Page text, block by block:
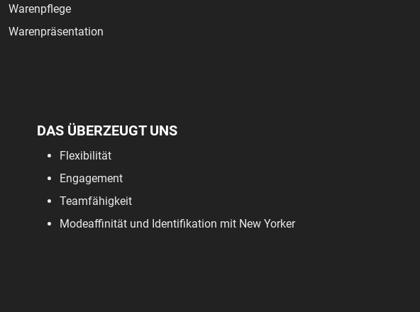
Warenpflege
Warenpräsentation
DAS ÜBERZEUGT UNS
Flexibilität
Engagement
Teamfähigkeit
Modeaffinität und Identifikation mit New Yorker